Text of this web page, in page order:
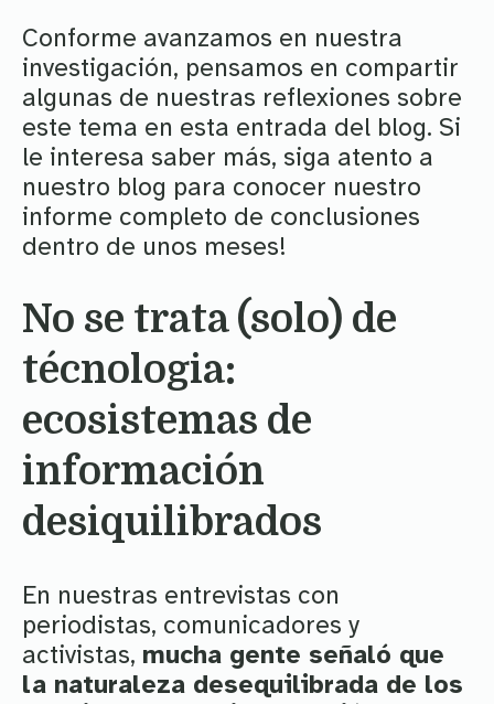
Conforme avanzamos en nuestra
investigación, pensamos en compartir
algunas de nuestras reflexiones sobre
este tema en esta entrada del blog. Si
le interesa saber más, siga atento a
nuestro blog para conocer nuestro
informe completo de conclusiones
dentro de unos meses!
No se trata (solo) de
técnologia:
ecosistemas de
información
desiquilibrados
En nuestras entrevistas con
periodistas, comunicadores y
activistas, mucha gente señaló que
la naturaleza desequilibrada de los